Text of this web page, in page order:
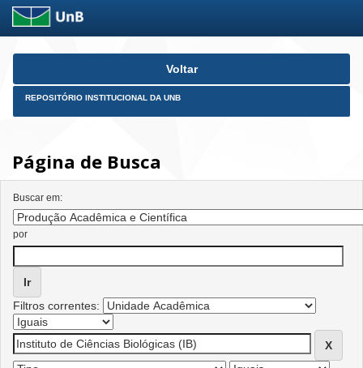
Skip
Voltar
REPOSITÓRIO INSTITUCIONAL DA UNB
Página de Busca
Buscar em:
por
Filtros correntes: